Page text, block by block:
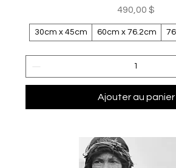
Prix
490,00 $
30cm x 45cm 60cm x 76.2cm
Ajouter au panier